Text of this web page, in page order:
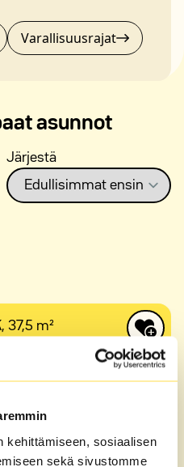
kehittämiseen, sosiaalisen
sekä sivustomme
Varallisuusrajat
asunnot
Järjestä
37,5 m²
37,5 m²